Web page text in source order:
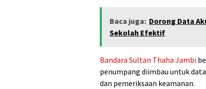
Baca juga: Dorong Data
Sekolah Efektif
Bandara Sultan Thaha Jambi
penumpang diimbau untuk
dan pemeriksaan keamanan.